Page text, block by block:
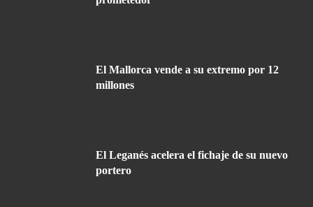
El Mallorca vende a su extremo por 12
millones
El Leganés acelera el fichaje de su nuevo
portero